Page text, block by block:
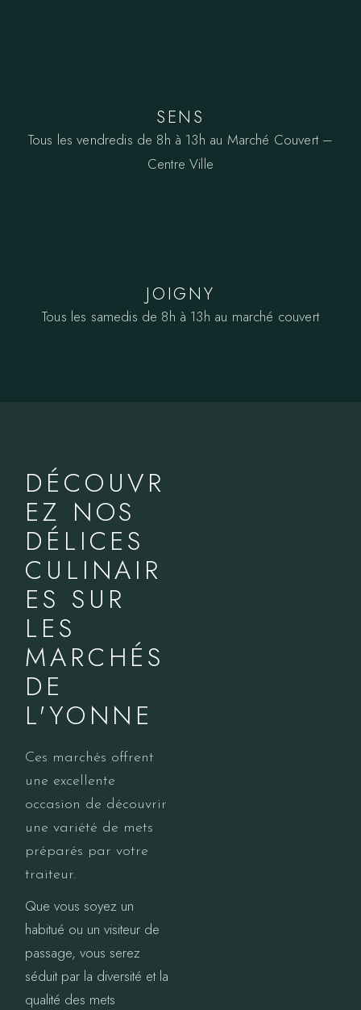
SENS
Tous les vendredis de 8h à 13h au Marché Couvert –
Centre Ville
JOIGNY
Tous les samedis de 8h à 13h au marché couvert
DÉCOUVR
EZ NOS
DÉLICES
CULINAIR
ES SUR
LES
MARCHÉS
DE
L'YONNE
Ces marchés offrent
une excellente
occasion de découvrir
une variété de mets
préparés par votre
traiteur.
Que vous soyez un
habitué ou un visiteur de
passage, vous serez
séduit par la diversité et la
qualité des mets